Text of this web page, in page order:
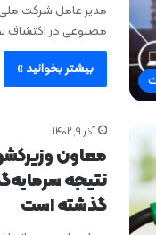
مدیر عامل شرکت ملی
مصنوعی در
بیشتر بخوانید »
آذر ۹, ۱۴۰۲
معاون
نتیجه
گذشته است